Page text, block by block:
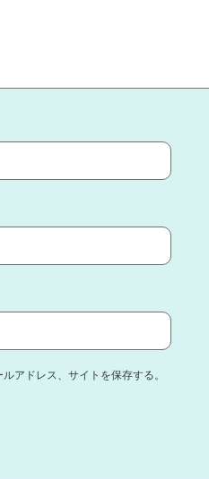
アドレス、サイトを保存する。